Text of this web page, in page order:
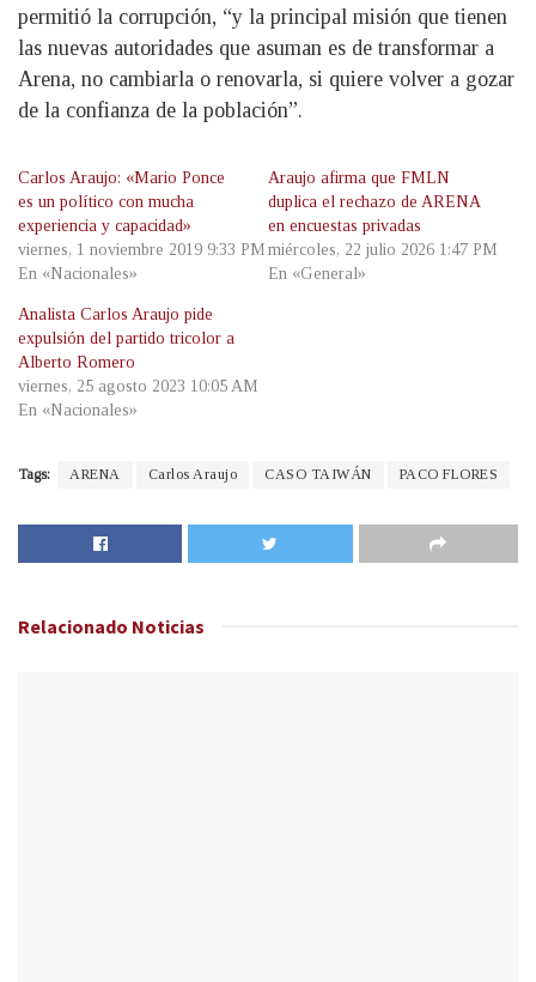
permitió la corrupción, “y la principal misión que tienen
las nuevas autoridades que asuman es de transformar a
Arena, no cambiarla o renovarla, si quiere volver a gozar
de la confianza de la población”.
Carlos Araujo: «Mario Ponce
es un político con mucha
experiencia y capacidad»
viernes, 1 noviembre 2019 9:33 PM
En «Nacionales»
Araujo afirma que FMLN
duplica el rechazo de ARENA
en encuestas privadas
miércoles, 22 julio 2026 1:47 PM
En «General»
Analista Carlos Araujo pide
expulsión del partido tricolor a
Alberto Romero
viernes, 25 agosto 2023 10:05 AM
En «Nacionales»
Tags: ARENA Carlos Araujo CASO TAIWÁN PACO FLORES
Relacionado Noticias